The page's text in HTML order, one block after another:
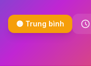
🟡 Trung bình